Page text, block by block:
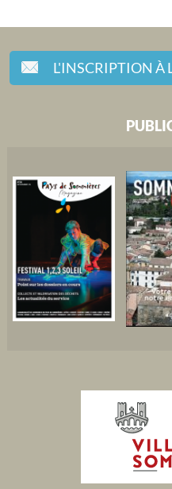
L'INSCRIPTION À